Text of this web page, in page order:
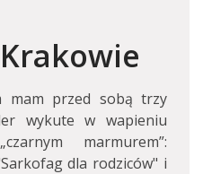
mam przed sobą trzy
wykute w wapieniu
marmurem”:
dla rodziców" i